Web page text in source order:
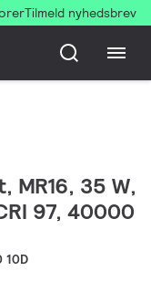
Tilmeld nyhedsbrev
MR16, 35 W,
97, 40000
10D